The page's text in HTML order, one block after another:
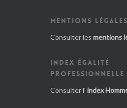
MENTIONS LÉGALES
Consulter les mentions
INDEX ÉGALITÉ
PROFESSIONNELLE
Consulter l' index